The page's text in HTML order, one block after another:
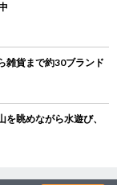
雑貨まで約30ブランド
眺めながら水遊び、